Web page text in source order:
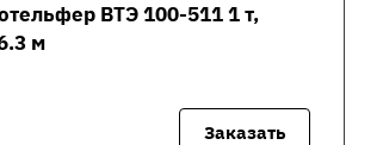
ВТЭ 100-511 1 т,
м
Заказать